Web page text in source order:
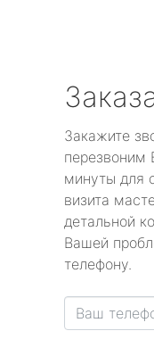
Закажите
перезвоним
минуты для
визита
детальной
Вашей
телефону.